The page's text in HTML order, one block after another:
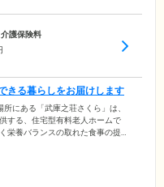
護保険料
きる暮らしをお届けします
にある「武庫之荘さくら」は、
する、住宅型有料老人ホームで
栄養バランスの取れた食事の提
す。ご入居者様の代理で郵便局
ください。緊急設備や防犯・防